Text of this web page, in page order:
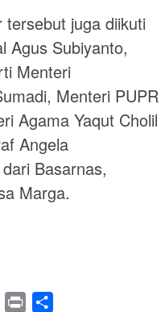
tersebut juga diikuti
Agus Subiyanto,
Menteri
Menteri PUPR
Agama Yaqut Cholil
Angela
Basarnas,
Marga.
Telegram
Print